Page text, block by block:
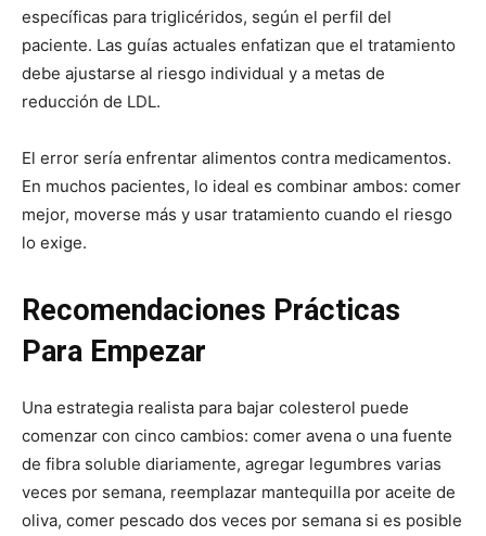
específicas para triglicéridos, según el perfil del
paciente. Las guías actuales enfatizan que el tratamiento
debe ajustarse al riesgo individual y a metas de
reducción de LDL.
El error sería enfrentar alimentos contra medicamentos.
En muchos pacientes, lo ideal es combinar ambos: comer
mejor, moverse más y usar tratamiento cuando el riesgo
lo exige.
Recomendaciones Prácticas
Para Empezar
Una estrategia realista para bajar colesterol puede
comenzar con cinco cambios: comer avena o una fuente
de fibra soluble diariamente, agregar legumbres varias
veces por semana, reemplazar mantequilla por aceite de
oliva, comer pescado dos veces por semana si es posible